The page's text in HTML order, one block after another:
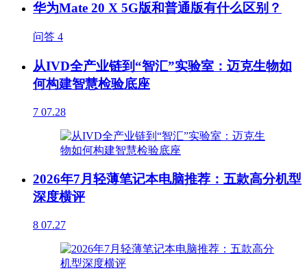
华为Mate 20 X 5G版和普通版有什么区别？
问答 4
从IVD全产业链到“智汇”实验室：迈克生物如
何构建智慧检验底座
7 07.28
2026年7月轻薄笔记本电脑推荐：五款高分机型
深度横评
8 07.27